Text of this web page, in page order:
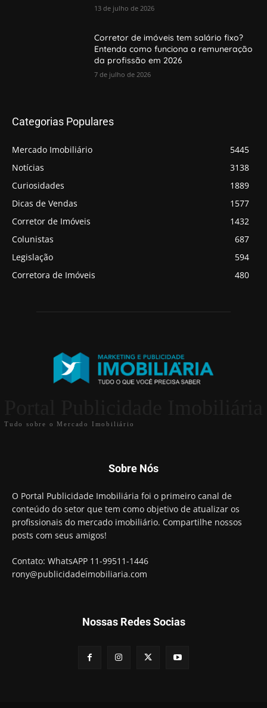
13 de julho de 2026
Corretor de imóveis tem salário fixo?
Entenda como funciona a remuneração
da profissão em 2026
7 de julho de 2026
Categorias Populares
Mercado Imobiliário
5445
Notícias
3138
Curiosidades
1889
Dicas de Vendas
1577
Corretor de Imóveis
1432
Colunistas
687
Legislação
594
Corretora de Imóveis
480
Tudo sobre o Mercado Imobiliário
Sobre Nós
O Portal Publicidade Imobiliária foi o primeiro canal de
conteúdo do setor que tem como objetivo de atualizar os
profissionais do mercado imobiliário. Compartilhe nossos
posts com seus amigos!
Contato: WhatsAPP 11-99511-1446
rony@publicidadeimobiliaria.com
Nossas Redes Socias